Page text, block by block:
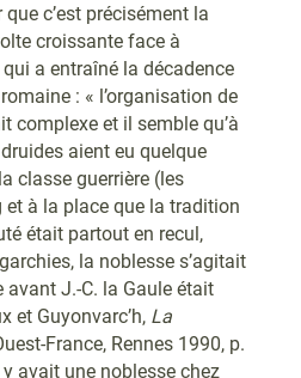
c’est précisément la
croissante face à
a entraîné la décadence
: « l’organisation de
complexe et il semble qu’à
aient eu quelque
classe guerrière (les
et à la place que la tradition
était partout en recul,
la noblesse s’agitait
avant J.-C. la Gaule était
et Guyonvarc’h, La
France, Rennes 1990, p.
avait une noblesse chez